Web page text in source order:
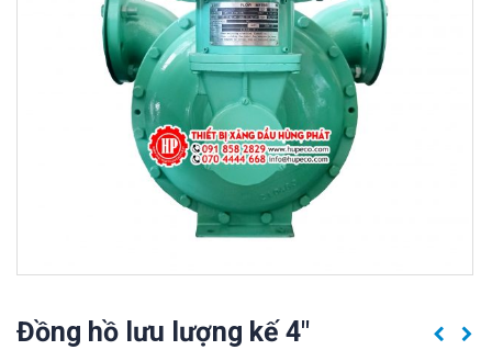
Đồng hồ lưu lượng kế 4″